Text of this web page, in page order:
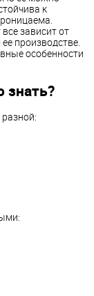
к
зависит от
производстве.
особенности
знать?